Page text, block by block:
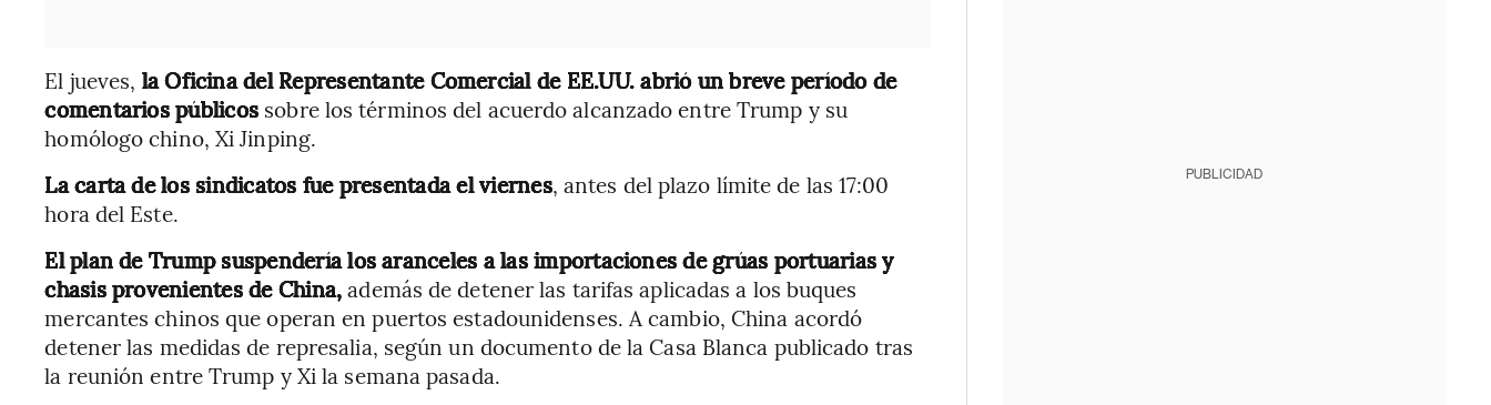
El jueves, la Oficina del Representante Comercial de EE.UU. abrió un breve período de
comentarios públicos sobre los términos del acuerdo alcanzado entre Trump y su
homólogo chino, Xi Jinping.
La carta de los sindicatos fue presentada el viernes, antes del plazo límite de las 17:00
hora del Este.
El plan de Trump suspendería los aranceles a las importaciones de grúas portuarias y
chasis provenientes de China,además de detener las tarifas aplicadas a los buques
mercantes chinos que operan en puertos estadounidenses. A cambio, China acordó
detener las medidas de represalia, según un documento de la Casa Blanca publicado tras
la reunión entre Trump y Xi la semana pasada.
PUBLICIDAD